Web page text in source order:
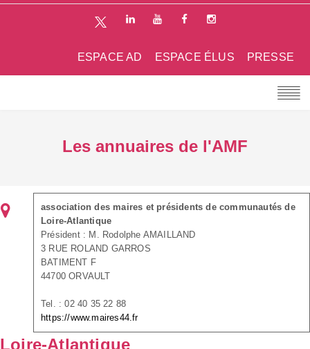
PRESSE
ESPACE ÉLUS
ESPACE AD
Les annuaires de l'AMF
association des maires et présidents de communautés de
Loire-Atlantique
Président : M. Rodolphe AMAILLAND
3 RUE ROLAND GARROS
BATIMENT F
44700 ORVAULT
Tel. : 02 40 35 22 88
https://www.maires44.fr
Loire-Atlantique